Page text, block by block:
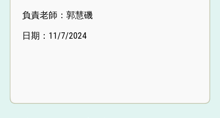
負責老師：郭慧磯
日期：11/7/2024